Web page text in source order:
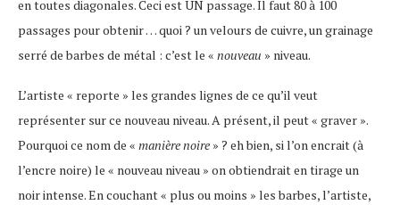
en toutes diagonales. Ceci est UN passage. Il faut 80 à 100
passages pour obtenir … quoi ? un velours de cuivre, un grainage
serré de barbes de métal : c’est le « nouveau » niveau.
L’artiste « reporte » les grandes lignes de ce qu’il veut
représenter sur ce nouveau niveau. A présent, il peut « graver ».
Pourquoi ce nom de « manière noire » ? eh bien, si l’on encrait (à
l’encre noire) le « nouveau niveau » on obtiendrait en tirage un
noir intense. En couchant « plus ou moins » les barbes, l’artiste,